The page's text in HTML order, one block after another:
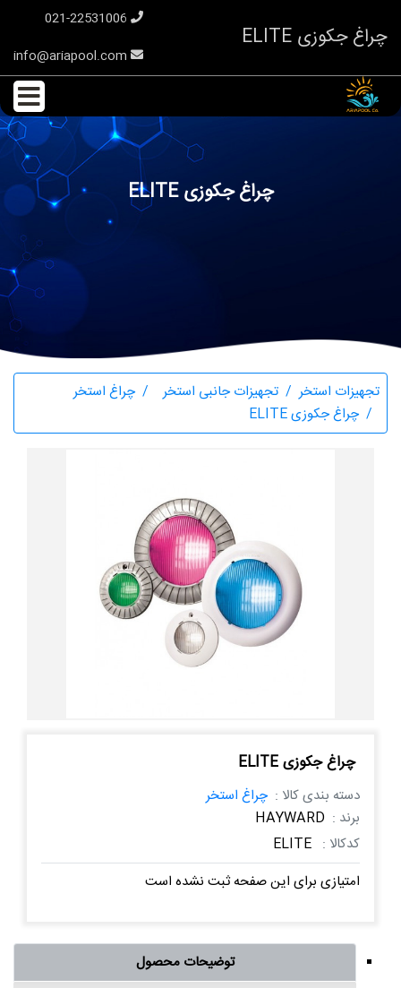
چراغ جکوزی ELITE
چراغ جکوزی ELITE
تجهیزات استخر تجهیزات جانبی استخر
چراغ استخر
چراغ جکوزی ELITE
چراغ جکوزی ELITE
دسته بندی کالا : چراغ استخر
برند : HAYWARD
کدکالا : ELITE
امتیازی برای این صفحه ثبت نشده است
توضیحات محصول